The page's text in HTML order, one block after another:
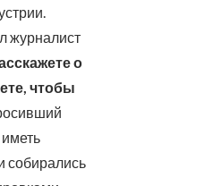
журналист
о
чтобы
собирались